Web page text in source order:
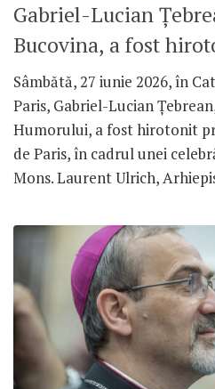
Gabriel-Lucian
Bucovina, a fost
Sâmbătă, 27 iunie 2026, în
Paris, Gabriel-Lucian
Humorului, a fost hirotonit
de Paris, în cadrul unei
Mons. Laurent Ulrich,